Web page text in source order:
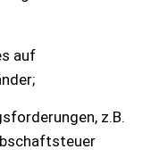
auf
z.B.